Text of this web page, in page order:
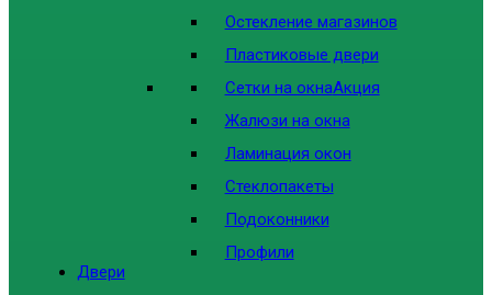
Остекление магазинов
Пластиковые двери
Сетки на окнаАкция
Жалюзи на окна
Ламинация окон
Стеклопакеты
Подоконники
Профили
Двери